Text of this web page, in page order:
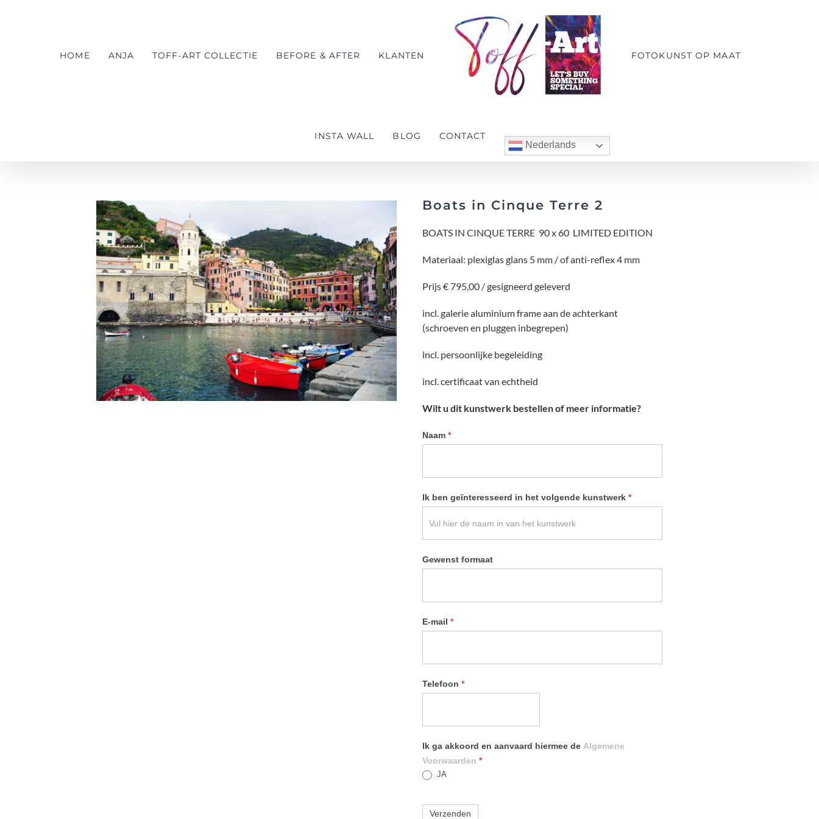
HOME ANJA TOFF-ART COLLECTIE BEFORE & AFTER KLANTEN FOTOKUNST OP MAAT
INSTA WALL BLOG CONTACT
Nederlands
Boats in Cinque Terre 2
BOATS IN CINQUE TERRE 90 x 60 LIMITED EDITION
Materiaal: plexiglas glans 5 mm / of anti-reflex 4 mm
Prijs € 795,00 / gesigneerd geleverd
incl. galerie aluminium frame aan de achterkant
(schroeven en pluggen inbegrepen)
incl. persoonlijke begeleiding
incl. certificaat van echtheid
Wilt u dit kunstwerk bestellen of meer informatie?
Informatie
Naam *
Ik ben geïnteresseerd in het volgende kunstwerk *
Gewenst formaat
E-mail *
Telefoon *
Ik ga akkoord en aanvaard hiermee de Algemene
Voorwaarden *
JA
Verzenden